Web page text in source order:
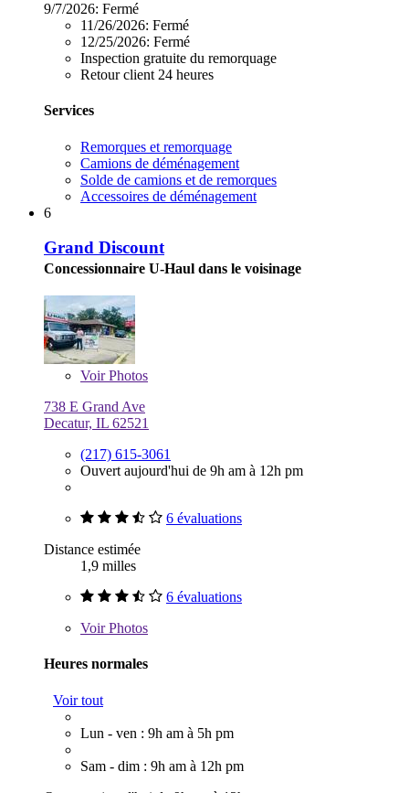
9/7/2026: Fermé
11/26/2026: Fermé
12/25/2026: Fermé
Inspection gratuite du remorquage
Retour client 24 heures
Services
Remorques et remorquage
Camions de déménagement
Solde de camions et de remorques
Accessoires de déménagement
6
Grand Discount
Concessionnaire U-Haul dans le voisinage
VoirPhotos
738 E Grand Ave
Decatur, IL 62521
(217) 615-3061
Ouvert aujourd'hui de 9h am à 12h pm
6 évaluations
Distance estimée
1,9 milles
6 évaluations
VoirPhotos
Heures normales
Voir tout
Lun - ven : 9h am à 5h pm
Sam - dim : 9h am à 12h pm